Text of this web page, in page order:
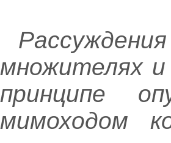
множителях и
принципе
мимоходом